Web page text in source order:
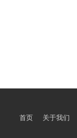
首页 关于我们